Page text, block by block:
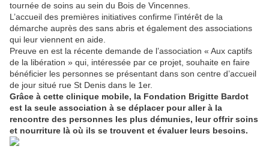
tournée de soins au sein du Bois de Vincennes.
L’accueil des premières initiatives confirme l’intérêt de la
démarche auprès des sans abris et également des associations
qui leur viennent en aide.
Preuve en est la récente demande de l’association « Aux captifs
de la libération » qui, intéressée par ce projet, souhaite en faire
bénéficier les personnes se présentant dans son centre d’accueil
de jour situé rue St Denis dans le 1er.
Grâce à cette clinique mobile, la Fondation Brigitte Bardot
est la seule association à se déplacer pour aller à la
rencontre des personnes les plus démunies, leur offrir soins
et nourriture là où ils se trouvent et évaluer leurs besoins.